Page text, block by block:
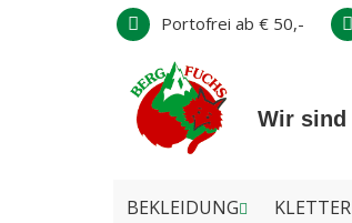
Direkt
Inhalt
Portofrei ab € 50,-
Wir sind
BEKLEIDUNG